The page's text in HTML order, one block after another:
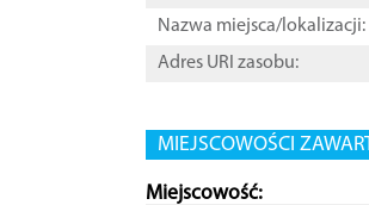
Nazwa miejsca/lokalizacji:
Adres URI zasobu:
MIEJSCOWOŚCI
Miejscowość: